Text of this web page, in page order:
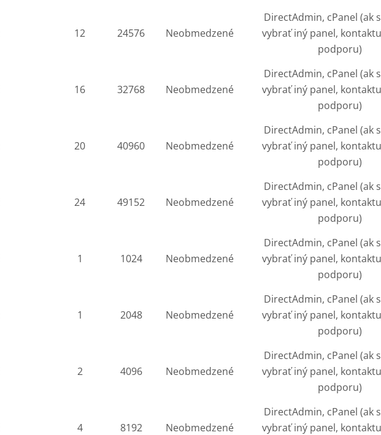
12 24576 Neobmedzené
DirectAdmin, cPanel (ak
vybrať iný panel,
podporu)
16 32768 Neobmedzené
DirectAdmin, cPanel (ak
vybrať iný panel,
podporu)
20 40960 Neobmedzené
DirectAdmin, cPanel (ak
vybrať iný panel,
podporu)
24 49152 Neobmedzené
DirectAdmin, cPanel (ak
vybrať iný panel,
podporu)
1 1024 Neobmedzené
DirectAdmin, cPanel (ak
vybrať iný panel,
podporu)
1 2048 Neobmedzené
DirectAdmin, cPanel (ak
vybrať iný panel,
podporu)
2 4096 Neobmedzené
DirectAdmin, cPanel (ak
vybrať iný panel,
podporu)
4 8192 Neobmedzené
DirectAdmin, cPanel (ak
vybrať iný panel,